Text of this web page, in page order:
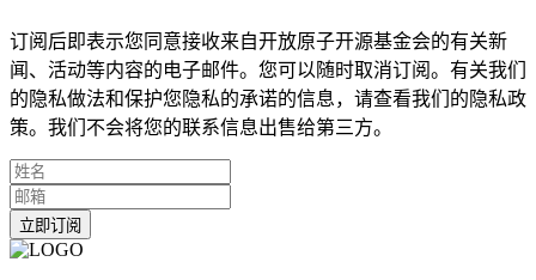
订阅后即表示您同意接收来自开放原子开源基金会的有关新
闻、活动等内容的电子邮件。您可以随时取消订阅。有关我们
的隐私做法和保护您隐私的承诺的信息，请查看我们的隐私政
策。我们不会将您的联系信息出售给第三方。
立即订阅